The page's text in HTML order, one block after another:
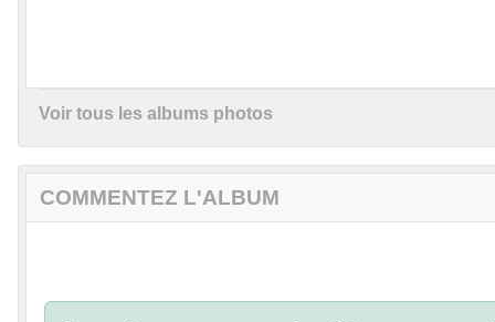
Voir tous les albums photos
COMMENTEZ L'ALBUM